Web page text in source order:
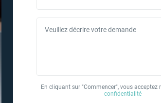
Veuillez décrire votre demande
En cliquant sur "Commencer", vous acceptez
confidentialité